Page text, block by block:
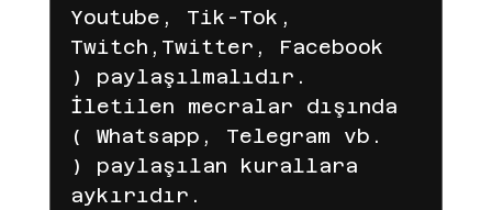
Youtube, Tik-Tok,
Twitch,Twitter, Facebook
) paylaşılmalıdır.
İletilen mecralar dışında
( Whatsapp, Telegram vb.
) paylaşılan kurallara
aykırıdır.